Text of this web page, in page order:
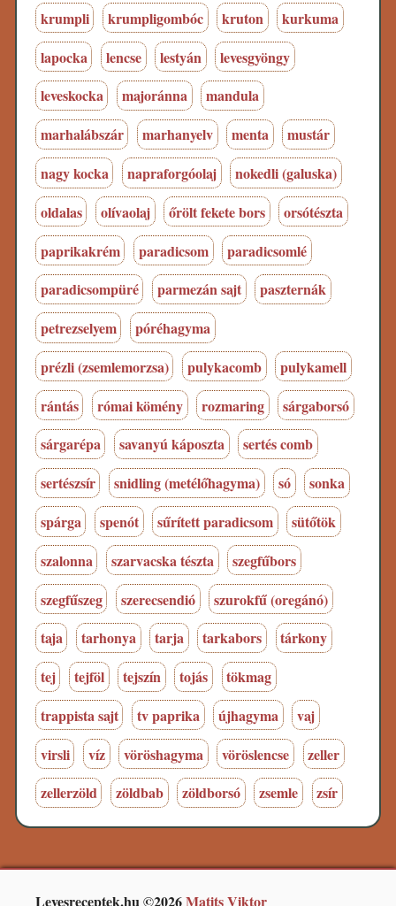
krumpli
krumpligombóc kruton
kurkuma
lapocka
lencse lestyán
levesgyöngy
leveskocka
majoránna
mandula
marhalábszár
marhanyelv menta
mustár
nagy kocka
napraforgóolaj
nokedli (galuska)
oldalas
olívaolaj őrölt fekete bors
orsótészta
paprikakrém
paradicsom
paradicsomlé
paradicsompüré
parmezán sajt
paszternák
petrezselyem
póréhagyma
prézli (zsemlemorzsa)
pulykacomb
pulykamell
rántás
római kömény rozmaring
sárgaborsó
sárgarépa
savanyú káposzta
sertés comb
sertészsír
snidling (metélőhagyma) só
sonka
spárga
spenót sűrített paradicsom
sütőtök
szalonna
szarvacska tészta
szegfűbors
szegfűszeg
szerecsendió
szurokfű (oregánó)
taja
tarhonya tarja tarkabors
tárkony
tej
tejföl tejszín tojás
tökmag
trappista sajt
tv paprika újhagyma
vaj
virsli
víz vöröshagyma vöröslencse
zeller
zellerzöld
zöldbab zöldborsó zsemle zsír
Levesreceptek.hu ©2026Matits Viktor